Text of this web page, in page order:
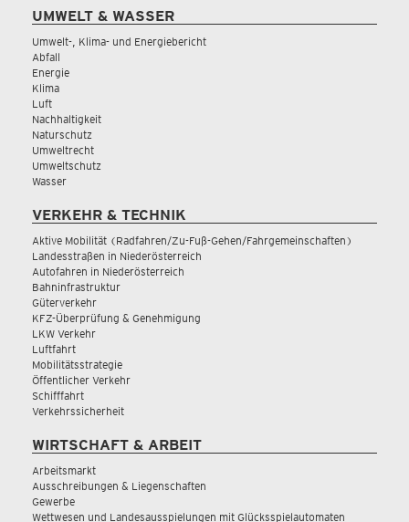
UMWELT & WASSER
Umwelt-, Klima- und Energiebericht
Abfall
Energie
Klima
Luft
Nachhaltigkeit
Naturschutz
Umweltrecht
Umweltschutz
Wasser
VERKEHR & TECHNIK
Aktive Mobilität (Radfahren/Zu-Fuß-Gehen/Fahrgemeinschaften)
Landesstraßen in Niederösterreich
Autofahren in Niederösterreich
Bahninfrastruktur
Güterverkehr
KFZ-Überprüfung & Genehmigung
LKW Verkehr
Luftfahrt
Mobilitätsstrategie
Öffentlicher Verkehr
Schifffahrt
Verkehrssicherheit
WIRTSCHAFT & ARBEIT
Arbeitsmarkt
Ausschreibungen & Liegenschaften
Gewerbe
Wettwesen und Landesausspielungen mit Glücksspielautomaten